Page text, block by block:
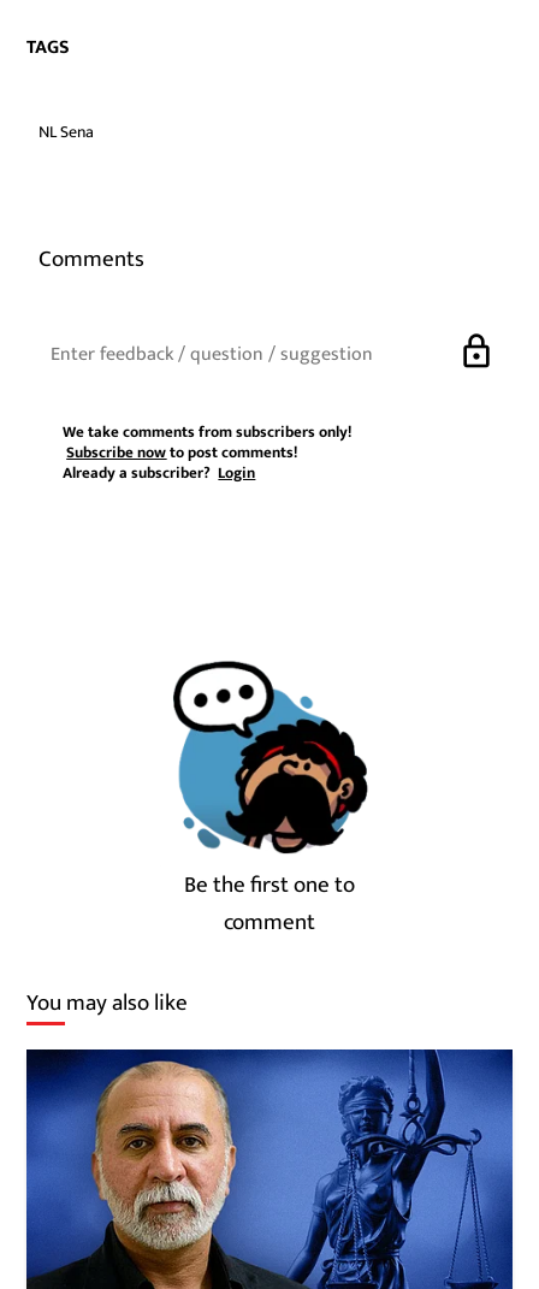
TAGS
NL Sena
Comments
lock
We take comments from subscribers only!
Subscribe nowto post comments!
Already a subscriber?Login
Be the first one to
comment
You may also like